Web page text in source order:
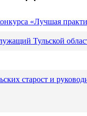
«Лучшая
Тульской
старост и